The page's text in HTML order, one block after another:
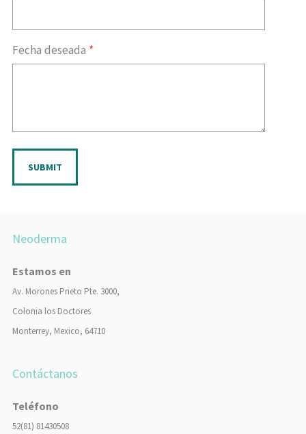
Fecha deseada *
SUBMIT
Neoderma
Estamos en
Av. Morones Prieto Pte. 3000,
Colonia los Doctores
Monterrey, Mexico, 64710
Contáctanos
Teléfono
52(81) 81430508